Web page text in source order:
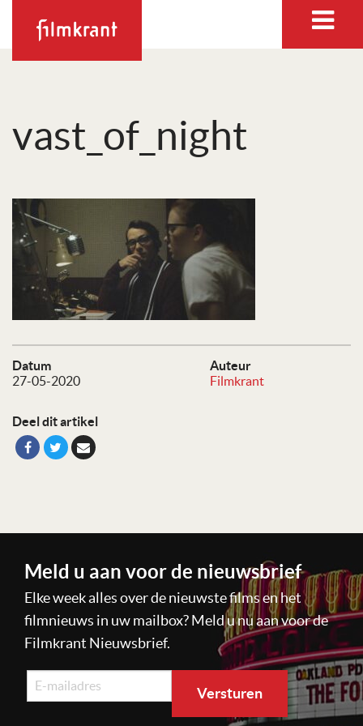
vast_of_night
Datum
27-05-2020
Auteur
Filmkrant
Deel dit artikel
Meld u aan voor de nieuwsbrief
Elke week alles over de nieuwste films en het
filmnieuws in uw mailbox? Meld u nu aan voor de
Filmkrant Nieuwsbrief.